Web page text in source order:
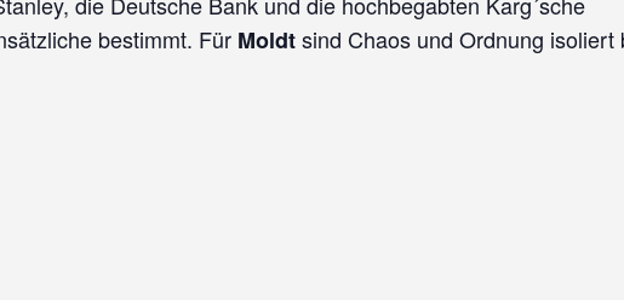
bestimmt. Für Moldtsind Chaos und Ordnung isoliert